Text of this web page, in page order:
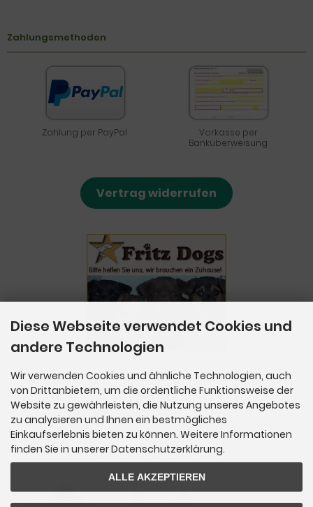
Zahlungsmethoden
Zahlung per PayPal
Vorkasse per
Banküberweisung
Vertrag widerrufen
SchnüffelBar - Naturfutterlädchen für Hunde & Katzen © 2026 | Template © 2009-2026 by
modified eCommerce Shopsoftware
Diese Webseite verwendet Cookies und
andere Technologien
Wir verwenden Cookies und ähnliche Technologien, auch
von Drittanbietern, um die ordentliche Funktionsweise der
Website zu gewährleisten, die Nutzung unseres Angebotes
zu analysieren und Ihnen ein bestmögliches
Einkaufserlebnis bieten zu können. Weitere Informationen
finden Sie in unserer Datenschutzerklärung.
ALLE AKZEPTIEREN